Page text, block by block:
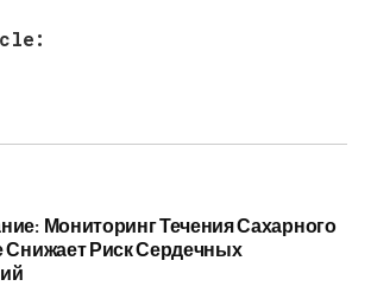
Мониторинг Течения Сахарного
Снижает Риск Сердечных